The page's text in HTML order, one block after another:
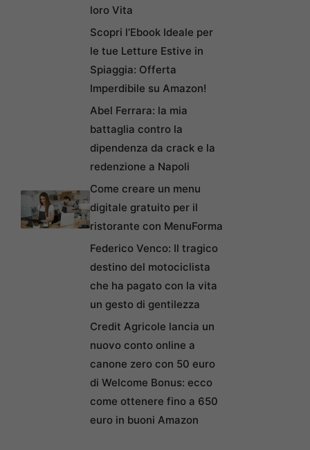
loro Vita
Scopri l’Ebook Ideale per
le tue Letture Estive in
Spiaggia: Offerta
Imperdibile su Amazon!
Abel Ferrara: la mia
battaglia contro la
dipendenza da crack e la
redenzione a Napoli
Come creare un menu
digitale gratuito per il
ristorante con MenuForma
Federico Venco: Il tragico
destino del motociclista
che ha pagato con la vita
un gesto di gentilezza
Credit Agricole lancia un
nuovo conto online a
canone zero con 50 euro
di Welcome Bonus: ecco
come ottenere fino a 650
euro in buoni Amazon